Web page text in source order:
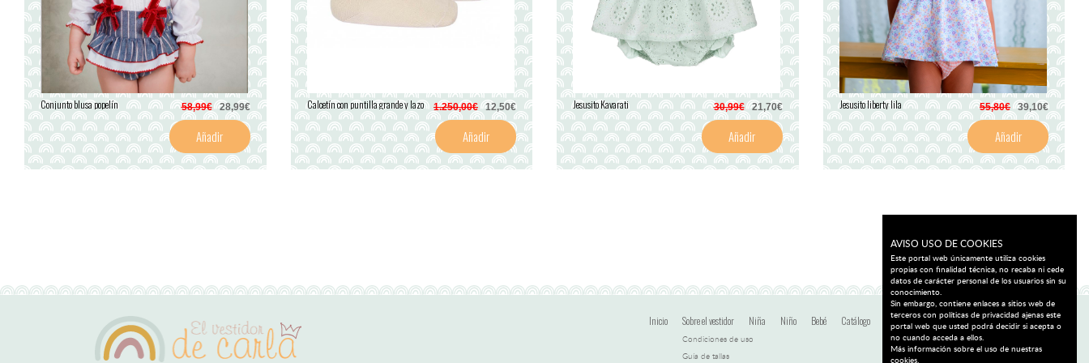
Conjunto blusa popelín 58,99€28,99€
Añadir
Calcetín con puntilla grande y lazo 1.250,00€ 12,50€
Añadir
Jesusito Kavarati 30,99€21,70€
Añadir
Jesusito liberty lila 55,80€ 39,10€
Añadir
Inicio Sobre el vestidor
Condiciones de uso
Guía de tallas
Niña Niño Bebé Catálogo Ofertas Blog Contacto
AVISO USO DE COOKIES
Este portal web únicamente utiliza cookies
propias con finalidad técnica, no recaba ni cede
datos de carácter personal de los usuarios sin su
conocimiento.
Sin embargo, contiene enlaces a sitios web de
terceros con políticas de privacidad ajenas este
portal web que usted podrá decidir si acepta o
no cuando acceda a ellos.
Más información sobre el uso de nuestras
cookies.